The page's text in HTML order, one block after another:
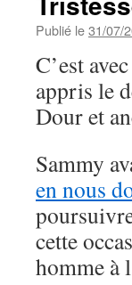
Publié le31/07/
C’est
appris le
Dour et
Sammy
en nous
cette
homme à